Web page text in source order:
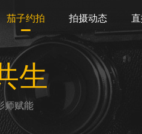
茄子约拍 拍摄动态
生
师赋能